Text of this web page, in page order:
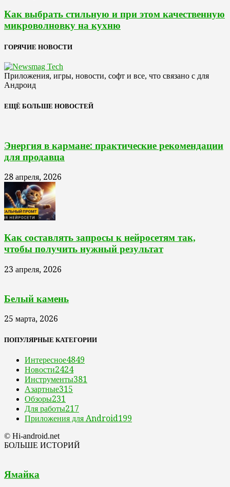
Как выбрать стильную и при этом качественную
микроволновку на кухню
ГОРЯЧИЕ НОВОСТИ
Приложения, игры, новости, софт и все, что связано с для
Андроид
ЕЩЁ БОЛЬШЕ НОВОСТЕЙ
Энергия в кармане: практические рекомендации
для продавца
28 апреля, 2026
Как составлять запросы к нейросетям так,
чтобы получить нужный результат
23 апреля, 2026
Белый камень
25 марта, 2026
ПОПУЛЯРНЫЕ КАТЕГОРИИ
Интересное4849
Новости2424
Инструменты381
Азартные315
Обзоры231
Для работы217
Приложения для Android199
© Hi-android.net
БОЛЬШЕ ИСТОРИЙ
Ямайка